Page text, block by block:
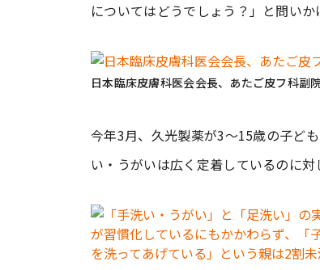
についてはどうでしょう？」と問いか
日本臨床皮膚科医会会⾧、あたご皮フ科副
今年3月、久光製薬が3～15歳の子ど
い・うがいは広く定着しているのに